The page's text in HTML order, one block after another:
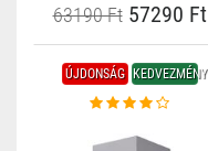
63190 Ft57290 Ft
ÚJDONSÁG KEDVEZMÉNY